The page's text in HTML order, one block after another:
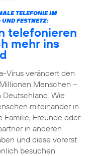
TELEFONIE IM
FESTNETZ:
telefonieren
mehr ins
Virus verändert den
Menschen –
Deutschland. Wie
miteinander in
Familie, Freunde oder
in anderen
und diese vorerst
besuchen